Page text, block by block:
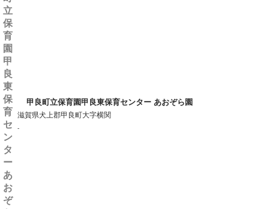
甲良町立保育園甲良東保育センター あおぞら園
滋賀県犬上郡甲良町大字横関
-